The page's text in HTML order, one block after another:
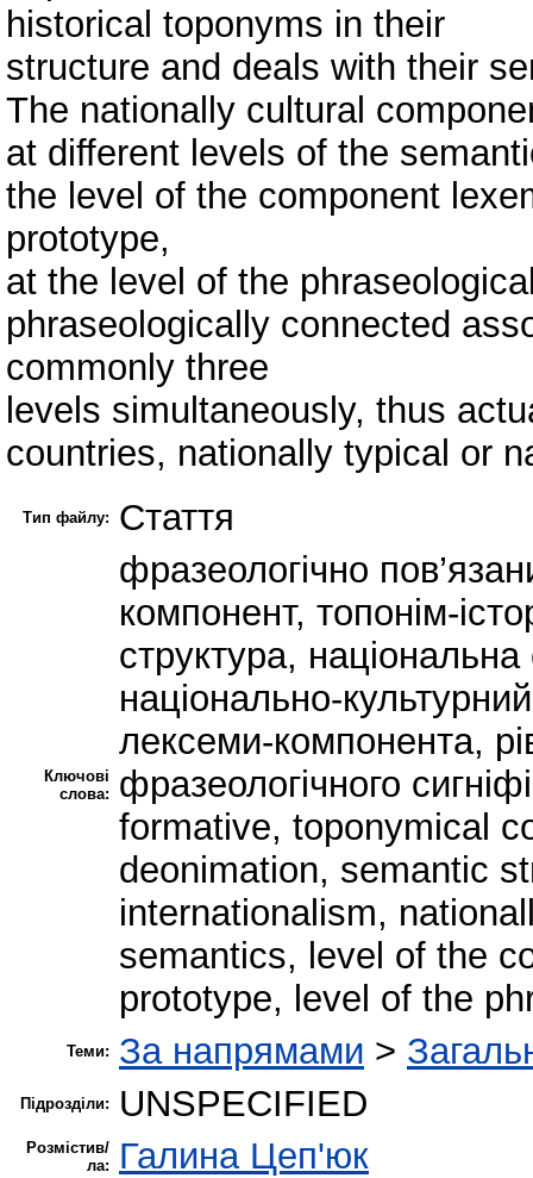
historical toponyms in their
structure and deals with their
The nationally cultural
at different levels of the
the level of the component
prototype,
at the level of the
phraseologically connected
commonly three
levels simultaneously, thus
countries, nationally typical or
Тип файлу: Стаття
Ключові
слова:
фразеологічно
компонент, топонім-
структура,
національно-
лексеми-компонента,
фразеологічного
formative, toponymical
deonimation, semantic
internationalism,
semantics, level of the
prototype, level of the
Теми: За напрямами >
Підрозділи: UNSPECIFIED
Розмістив/
ла:
Галина Цеп'юк